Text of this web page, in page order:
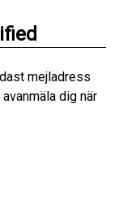
mejladress
dig när